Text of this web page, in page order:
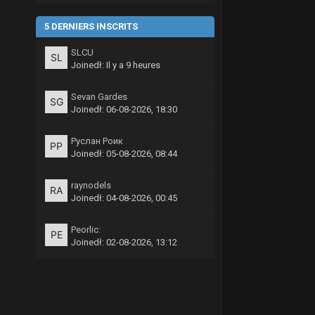
5 DERNIERS INSCRITS
SLCU
Joinedł:Il y a 9 heures
Sevan Gardes
Joinedł: 06-08-2026, 18:30
Руслан Роик
Joinedł: 05-08-2026, 08:44
raynodels
Joinedł: 04-08-2026, 00:45
Peorlic:
Joinedł: 02-08-2026, 13:12